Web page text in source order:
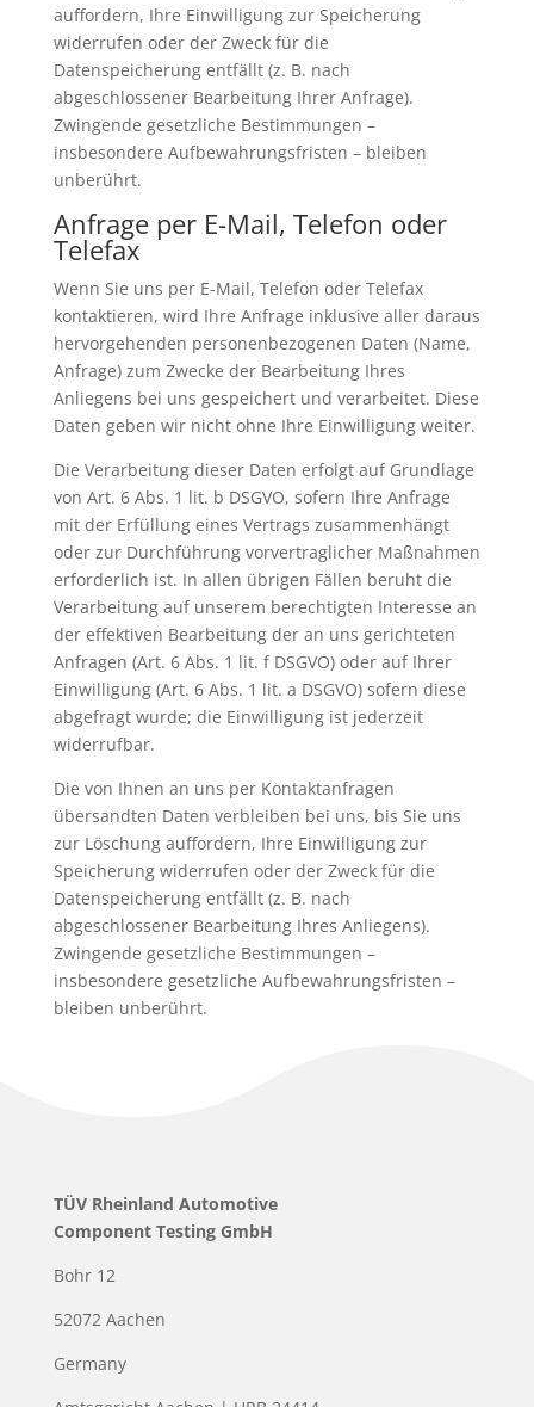
auffordern, Ihre Einwilligung zur Speicherung
widerrufen oder der Zweck für die
Datenspeicherung entfällt (z. B. nach
abgeschlossener Bearbeitung Ihrer Anfrage).
Zwingende gesetzliche Bestimmungen –
insbesondere Aufbewahrungsfristen – bleiben
unberührt.
Anfrage per E-Mail, Telefon oder
Telefax
Wenn Sie uns per E-Mail, Telefon oder Telefax
kontaktieren, wird Ihre Anfrage inklusive aller daraus
hervorgehenden personenbezogenen Daten (Name,
Anfrage) zum Zwecke der Bearbeitung Ihres
Anliegens bei uns gespeichert und verarbeitet. Diese
Daten geben wir nicht ohne Ihre Einwilligung weiter.
Die Verarbeitung dieser Daten erfolgt auf Grundlage
von Art. 6 Abs. 1 lit. b DSGVO, sofern Ihre Anfrage
mit der Erfüllung eines Vertrags zusammenhängt
oder zur Durchführung vorvertraglicher Maßnahmen
erforderlich ist. In allen übrigen Fällen beruht die
Verarbeitung auf unserem berechtigten Interesse an
der effektiven Bearbeitung der an uns gerichteten
Anfragen (Art. 6 Abs. 1 lit. f DSGVO) oder auf Ihrer
Einwilligung (Art. 6 Abs. 1 lit. a DSGVO) sofern diese
abgefragt wurde; die Einwilligung ist jederzeit
widerrufbar.
Die von Ihnen an uns per Kontaktanfragen
übersandten Daten verbleiben bei uns, bis Sie uns
zur Löschung auffordern, Ihre Einwilligung zur
Speicherung widerrufen oder der Zweck für die
Datenspeicherung entfällt (z. B. nach
abgeschlossener Bearbeitung Ihres Anliegens).
Zwingende gesetzliche Bestimmungen –
insbesondere gesetzliche Aufbewahrungsfristen –
bleiben unberührt.
TÜV Rheinland Automotive
Component Testing GmbH
Bohr 12
52072 Aachen
Germany